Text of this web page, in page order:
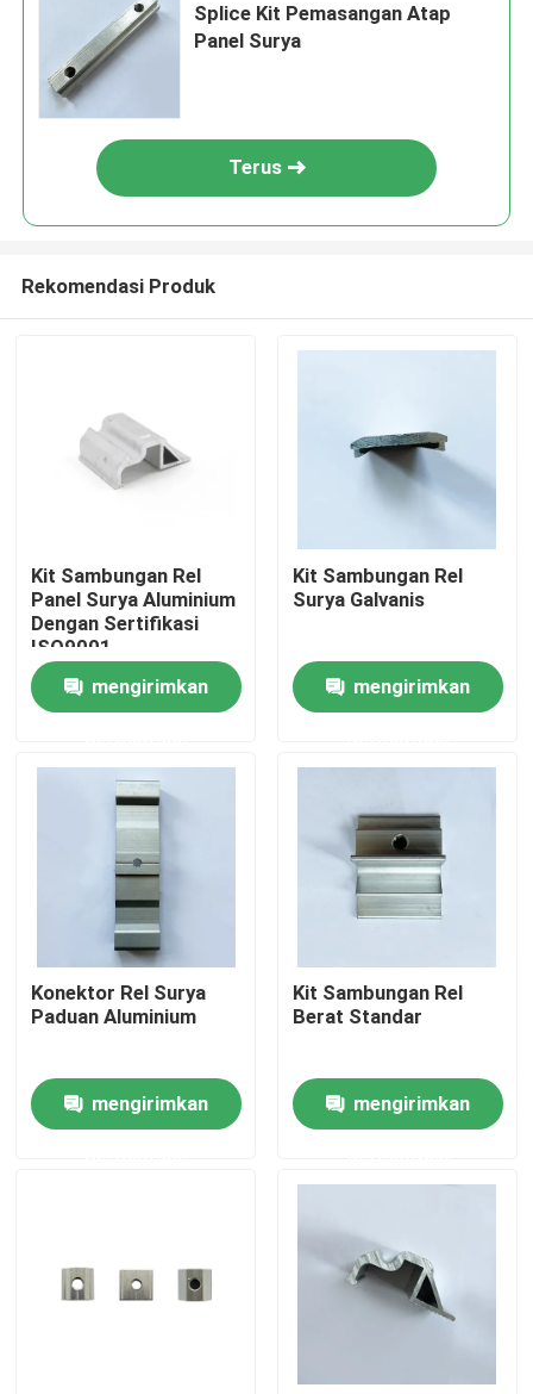
Rumah
Tentang kami
Tur Pabrik
Kontrol kualitas
Sistem Pemasangan Panel Surya
Braket Pemasangan Panel Surya
Splice Kit Pemasangan Atap
Panel Surya
Terus
Rekomendasi Produk
Kit Sambungan Rel
Panel Surya Aluminium
Dengan Sertifikasi
ISO9001
mengirimkan
Kit Sambungan Rel
Surya Galvanis
mengirimkan
Konektor Rel Surya
Paduan Aluminium
mengirimkan
Kit Sambungan Rel
Berat Standar
mengirimkan